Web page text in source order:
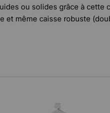
ou solides grâce à cette
même caisse robuste